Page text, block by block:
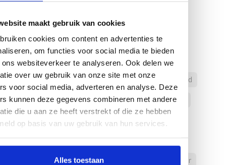
maakt gebruik van cookies
cookies om content en advertenties te
om functies voor social media te bieden
ons websiteverkeer te analyseren. Ook delen we
over uw gebruik van onze site met onze
voor social media, adverteren en analyse. Deze
kunnen deze gegevens combineren met andere
die u aan ze heeft verstrekt of die ze hebben
op basis van uw gebruik van hun services.
Alles toestaan
Klittenband voor schuurmachines
Klittenband zelfklevend
advance vloermarkeringstape
donkergrijs haakband donkergrijs klittenband
duct tape dun klittenband haakband
haakband naaibaar hor klittenband
horgaas klittenband
klittenband complete sluiting klittenband hor